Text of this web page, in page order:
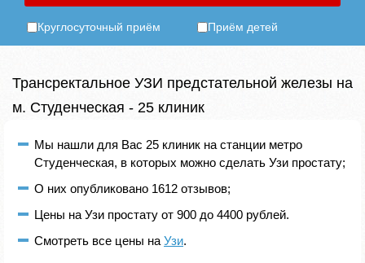
Круглосуточный приём Приём детей
Трансректальное УЗИ предстательной железы на
м. Студенческая - 25 клиник
Мы нашли для Вас 25 клиник на станции метро
Студенческая, в которых можно сделать Узи простату;
О них опубликовано 1612 отзывов;
Цены на Узи простату от 900 до 4400 рублей.
Смотреть все цены на Узи.